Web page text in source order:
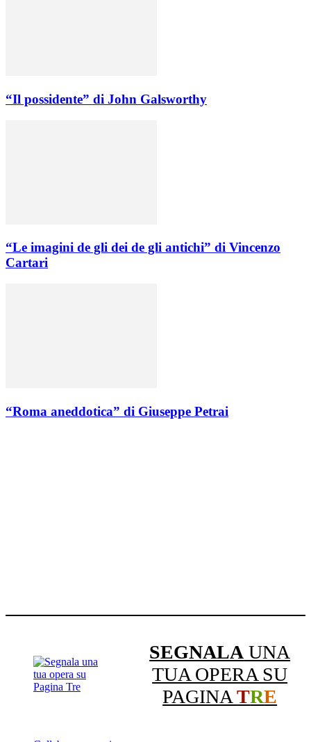
“Il possidente” di John Galsworthy
“Le imagini de gli dei de gli antichi” di Vincenzo
Cartari
“Roma aneddotica” di Giuseppe Petrai
SEGNALA UNA
TUA OPERA SU
PAGINATRE